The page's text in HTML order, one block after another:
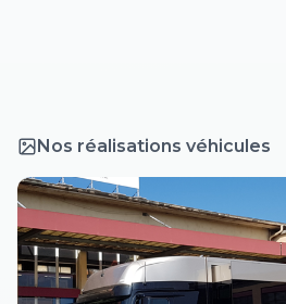
Nos réalisations véhicules